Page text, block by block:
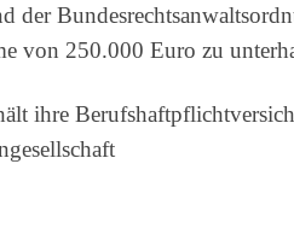
der
von 250.000 Euro zu
ihre